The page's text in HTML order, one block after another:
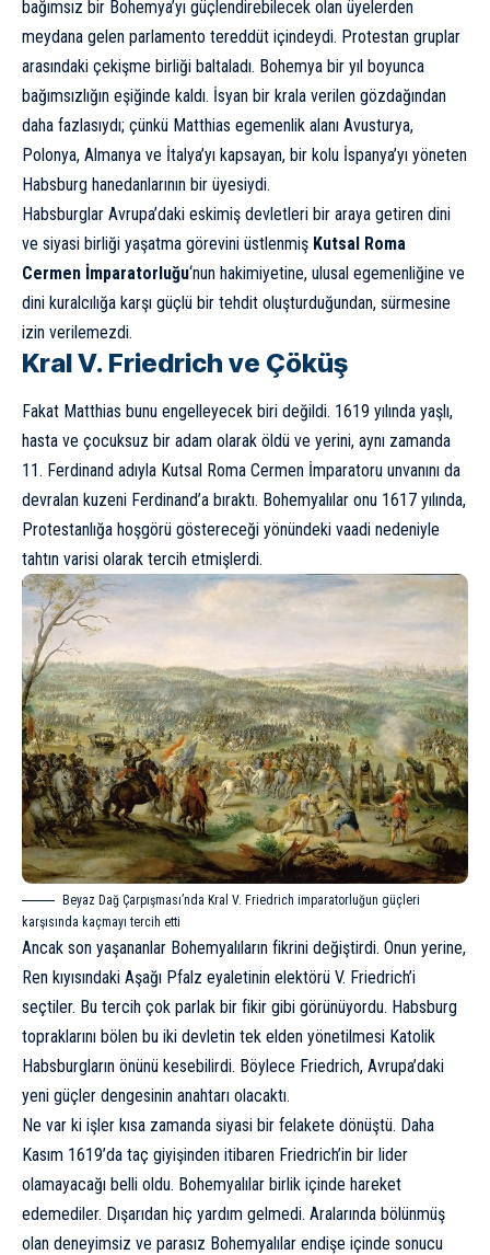
bağımsız bir Bohemya’yı güçlendirebilecek olan üyelerden
meydana gelen parlamento tereddüt içindeydi. Protestan gruplar
arasındaki çekişme birliği baltaladı. Bohemya bir yıl boyunca
bağımsızlığın eşiğinde kaldı. İsyan bir krala verilen gözdağından
daha fazlasıydı; çünkü Matthias egemenlik alanı Avusturya,
Polonya, Almanya ve İtalya’yı kapsayan, bir kolu İspanya’yı yöneten
Habsburg hanedanlarının bir üyesiydi.
Habsburglar Avrupa’daki eskimiş devletleri bir araya getiren dini
ve siyasi birliği yaşatma görevini üstlenmiş Kutsal Roma
Cermen İmparatorluğu‘nun hakimiyetine, ulusal egemenliğine ve
dini kuralcılığa karşı güçlü bir tehdit oluşturduğundan, sürmesine
izin verilemezdi.
Kral V. Friedrich ve Çöküş
Fakat Matthias bunu engelleyecek biri değildi. 1619 yılında yaşlı,
hasta ve çocuksuz bir adam olarak öldü ve yerini, aynı zamanda
11. Ferdinand adıyla Kutsal Roma Cermen İmparatoru unvanını da
devralan kuzeni Ferdinand’a bıraktı. Bohemyalılar onu 1617 yılında,
Protestanlığa hoşgörü göstereceği yönündeki vaadi nedeniyle
tahtın varisi olarak tercih etmişlerdi.
Beyaz Dağ Çarpışması’nda Kral V. Friedrich imparatorluğun güçleri
karşısında kaçmayı tercih etti
Ancak son yaşananlar Bohemyalıların fikrini değiştirdi. Onun yerine,
Ren kıyısındaki Aşağı Pfalz eyaletinin elektörü V. Friedrich’i
seçtiler. Bu tercih çok parlak bir fikir gibi görünüyordu. Habsburg
topraklarını bölen bu iki devletin tek elden yönetilmesi Katolik
Habsburgların önünü kesebilirdi. Böylece Friedrich, Avrupa’daki
yeni güçler dengesinin anahtarı olacaktı.
Ne var ki işler kısa zamanda siyasi bir felakete dönüştü. Daha
Kasım 1619’da taç giyişinden itibaren Friedrich’in bir lider
olamayacağı belli oldu. Bohemyalılar birlik içinde hareket
edemediler. Dışarıdan hiç yardım gelmedi. Aralarında bölünmüş
olan deneyimsiz ve parasız Bohemyalılar endişe içinde sonucu